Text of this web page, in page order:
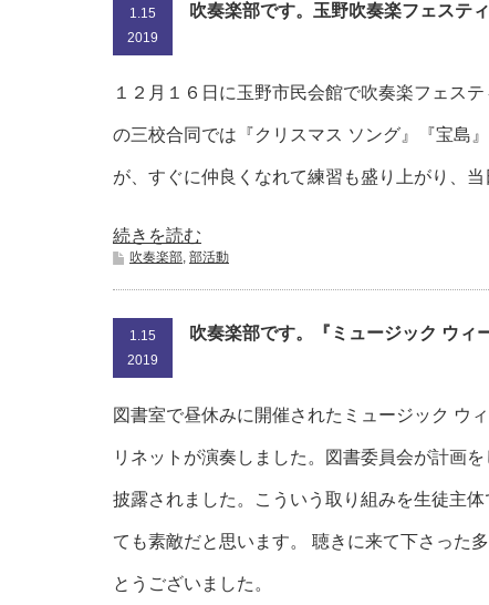
1.15
2019
吹奏楽部です。玉野吹奏楽フェスティ
１２月１６日に玉野市民会館で吹奏楽フェス
の三校合同では『クリスマス ソング』『宝島
が、すぐに仲良くなれて練習も盛り上がり、
続きを読む
吹奏楽部, 部活動
1.15
2019
吹奏楽部です。『ミュージック ウィ
図書室で昼休みに開催されたミュージック ウ
リネットが演奏しました。図書委員会が計画
披露されました。こういう取り組みを生徒主
ても素敵だと思います。 聴きに来て下さった
とうございました。